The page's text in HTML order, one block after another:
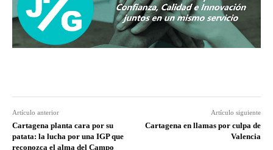
Artículo anterior
Cartagena planta cara por su
patata: la lucha por una IGP que
reconozca el alma del Campo
Artículo siguiente
Cartagena en llamas por culpa de
Valencia